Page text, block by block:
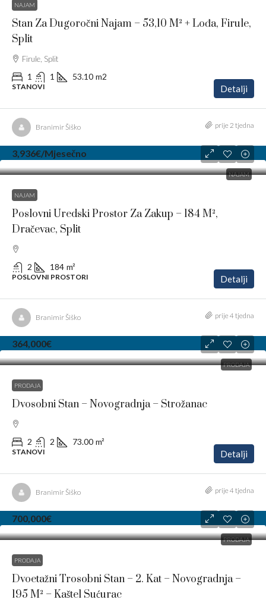
NAJAM
Stan Za Dugoročni Najam – 53,10 M² + Lođa, Firule,
Split
Firule, Split
1 1 53.10 m2
STANOVI Detalji
Branimir Šiško prije 2 tjedna
NAJAM
3,936€/Mjesečno
NAJAM
Poslovni Uredski Prostor Za Zakup – 184 M²,
Dračevac, Split
2 184 m²
POSLOVNI PROSTORI Detalji
Branimir Šiško prije 4 tjedna
PRODAJA
364,000€
PRODAJA
Dvosobni Stan – Novogradnja – Strožanac
2 2 73.00 m²
STANOVI Detalji
Branimir Šiško prije 4 tjedna
PRODAJA
700,000€
PRODAJA
Dvoetažni Trosobni Stan – 2. Kat – Novogradnja –
195 M² – Kaštel Sućurac